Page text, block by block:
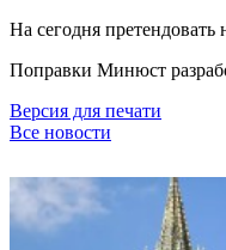
На сегодня
Поправки Минюст
Версия для печати
Все новости